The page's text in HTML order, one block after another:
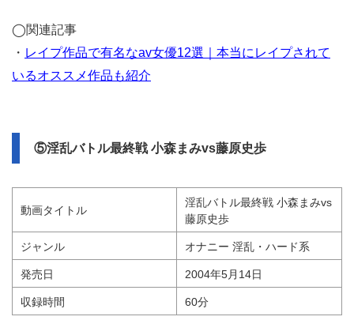
◯関連記事
・ レイプ作品で有名なav女優12選｜本当にレイプされて
いるオススメ作品も紹介
⑤淫乱バトル最終戦 小森まみvs藤原史歩
動画タイトル
淫乱バトル最終戦 小森まみvs
藤原史歩
ジャンル オナニー 淫乱・ハード系
発売日 2004年5月14日
収録時間 60分